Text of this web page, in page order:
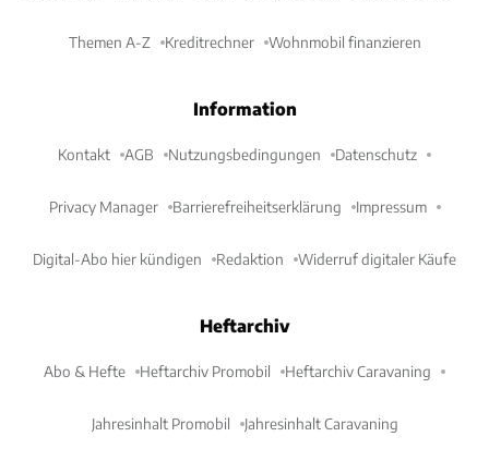
Themen A-Z Kreditrechner Wohnmobil finanzieren
Information
Kontakt AGB Nutzungsbedingungen Datenschutz
Privacy Manager Barrierefreiheitserklärung Impressum
Digital-Abo hier kündigen Redaktion Widerruf digitaler Käufe
Heftarchiv
Abo & Hefte Heftarchiv Promobil Heftarchiv Caravaning
Jahresinhalt Promobil Jahresinhalt Caravaning